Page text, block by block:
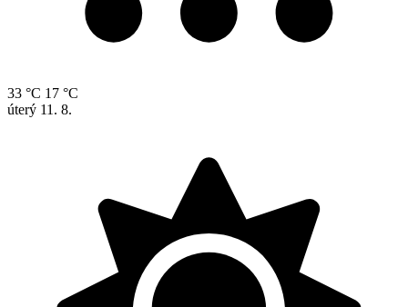
33 °C 17 °C
úterý 11. 8.